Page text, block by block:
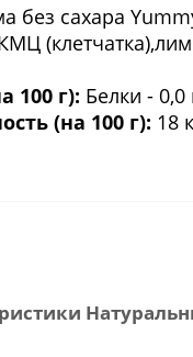
без сахара
100 г): Белки -
(на 100 г): 18